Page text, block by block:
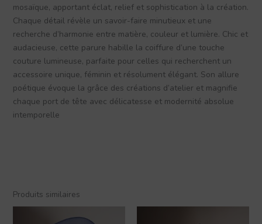
mosaïque, apportant éclat, relief et sophistication à la création.
Chaque détail révèle un savoir-faire minutieux et une
recherche d’harmonie entre matière, couleur et lumière. Chic et
audacieuse, cette parure habille la coiffure d’une touche
couture lumineuse, parfaite pour celles qui recherchent un
accessoire unique, féminin et résolument élégant. Son allure
poétique évoque la grâce des créations d’atelier et magnifie
chaque port de tête avec délicatesse et modernité absolue
intemporelle
Produits similaires